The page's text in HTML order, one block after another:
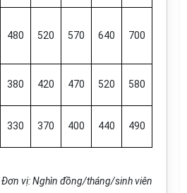
480 520 570 640 700
380 420 470 520 580
330 370 400 440 490
Đơn vị: Nghìn đồng/tháng/sinh viên